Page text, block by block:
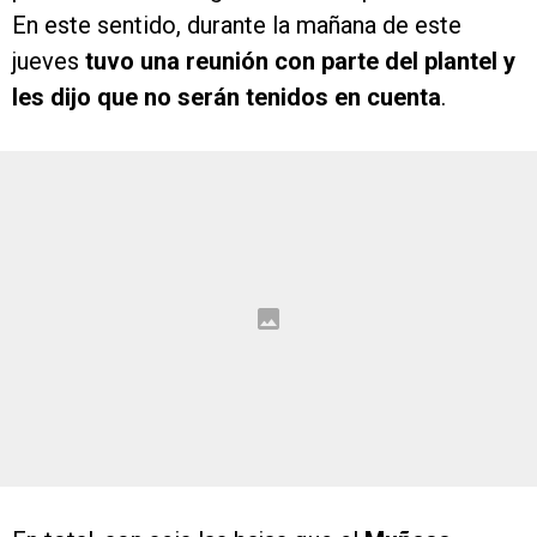
En este sentido, durante la mañana de este
jueves tuvo una reunión con parte del plantel y
les dijo que no serán tenidos en cuenta.